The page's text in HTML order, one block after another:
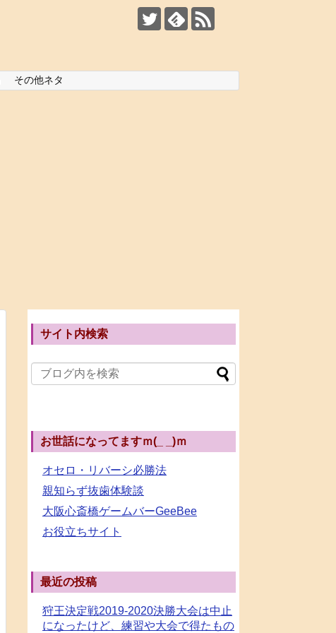
その他ネタ
サイト内検索
お世話になってますｍ(_ _)ｍ
オセロ・リバーシ必勝法
親知らず抜歯体験談
大阪心斎橋ゲームバーGeeBee
お役立ちサイト
最近の投稿
狩王決定戦2019-2020決勝大会は中止
になったけど、練習や大会で得たもの